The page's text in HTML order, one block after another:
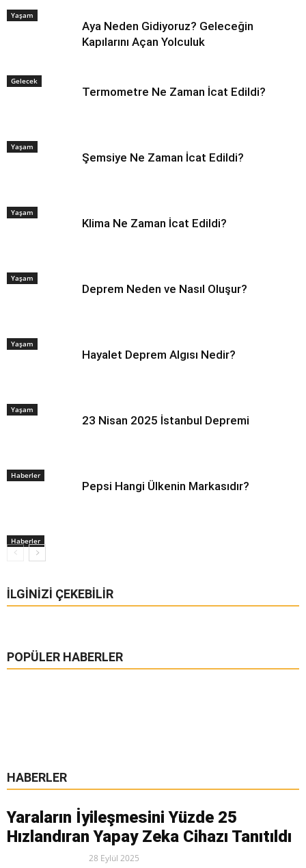
Yaşam
Gelecek
Aya Neden Gidiyoruz? Geleceğin
Kapılarını Açan Yolculuk
Yaşam
Termometre Ne Zaman İcat Edildi?
Yaşam
Şemsiye Ne Zaman İcat Edildi?
Yaşam
Klima Ne Zaman İcat Edildi?
Yaşam
Deprem Neden ve Nasıl Oluşur?
Yaşam
Hayalet Deprem Algısı Nedir?
Haberler
23 Nisan 2025 İstanbul Depremi
Haberler
Pepsi Hangi Ülkenin Markasıdır?
İLGINIZI ÇEKEBILIR
POPÜLER HABERLER
HABERLER
Yaraların İyileşmesini Yüzde 25
Hızlandıran Yapay Zeka Cihazı Tanıtıldı
28 Eylül 2025